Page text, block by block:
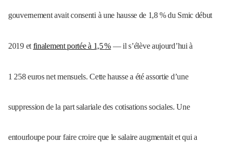
gouvernement avait consenti à une hausse de 1,8% du Smic début
2019 et finalement portée à 1,5% — il s’élève aujourd’hui à
1 258 euros net mensuels. Cette hausse a été assortie d’une
suppression de la part salariale des cotisations sociales. Une
entourloupe pour faire croire que le salaire augmentait et qui a